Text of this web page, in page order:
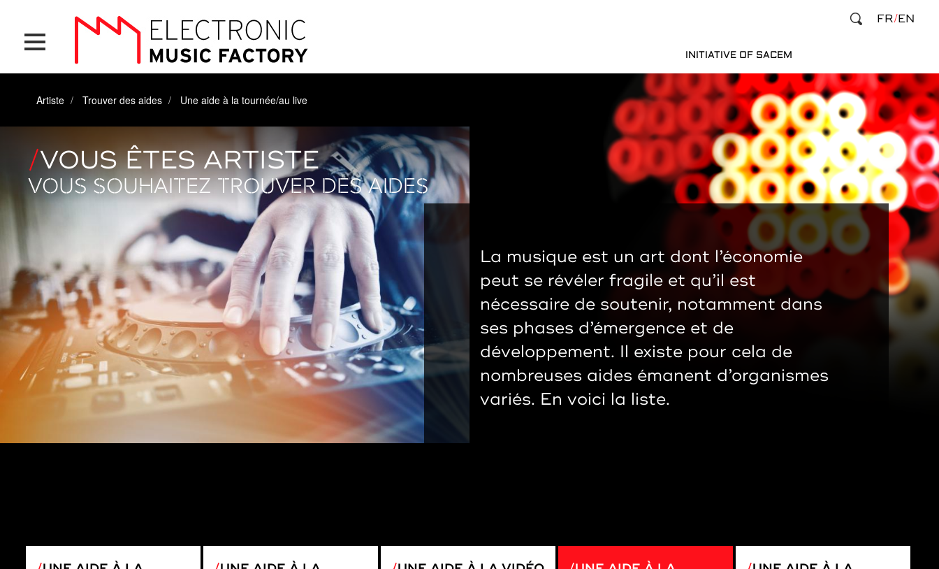
contenu
principal
INITIATIVE OF SACEM
FR EN
Artiste Trouver des aides Une aide à la tournée/au live
VOUS ÊTES ARTISTE
VOUS SOUHAITEZ TROUVER DES AIDES
La musique est un art dont l’économie
peut se révéler fragile et qu’il est
nécessaire de soutenir, notamment dans
ses phases d’émergence et de
développement. Il existe pour cela de
nombreuses aides émanent d’organismes
variés. En voici la liste.